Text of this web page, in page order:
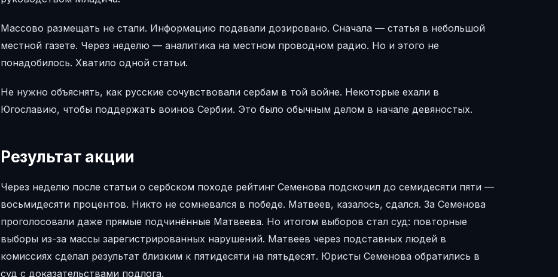
Массово размещать не стали. Информацию подавали дозировано. Сначала — статья в небольшой
местной газете. Через неделю — аналитика на местном проводном радио. Но и этого не
понадобилось. Хватило одной статьи.
Не нужно объяснять, как русские сочувствовали сербам в той войне. Некоторые ехали в
Югославию, чтобы поддержать воинов Сербии. Это было обычным делом в начале девяностых.
Результат акции
Через неделю после статьи о сербском походе рейтинг Семенова подскочил до семидесяти пяти —
восьмидесяти процентов. Никто не сомневался в победе. Матвеев, казалось, сдался. За Семенова
проголосовали даже прямые подчинённые Матвеева. Но итогом выборов стал суд: повторные
выборы из-за массы зарегистрированных нарушений. Матвеев через подставных людей в
комиссиях сделал результат близким к пятидесяти на пятьдесят. Юристы Семенова обратились в
суд с доказательствами подлога.